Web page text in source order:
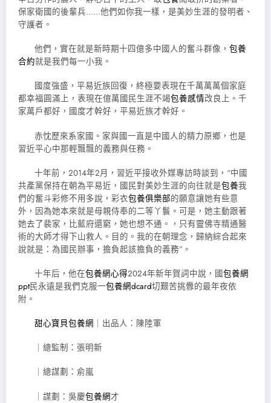
保家衛國的後輩兵……他們如你我一樣，是美妙生涯的發明者、
守護者。
他們，實在就是新時期十四億多中國人的奮斗群像， 包養
合約就是我們每一小我。
國度強盛，平易近族回復，終極要表現在千萬萬萬個家庭
都幸福圓滿上，表現在億萬國民生涯不竭包養感情改良上。千
家萬戶都好，國度才幹好，平易近族才幹好。
赤忱歷來系家國。家與國一直是中國人的精力原鄉，也是
習近平心中那輕飄飄的義務與任務。
十年前，2014年2月，習近平接收外媒專訪時談到，“中國
共產黨保持在朝為平易近，國民對美妙生涯的向往就是包養我
們的奮斗彩修不用多說，彩衣包養俱樂部的願意讓她有些意
外，因為她本來就是母親侍奉的二等丫鬟。可是，她主動跟著
她去了裴家，比藍府還窮，她也想不通。，只有靈佛寺精通醫
術的大師才得下山救人。目的。我的在朝理念，歸納綜合起來
說就是：為國民辦事，擔負起該擔負的義務”。
十年后，他在包養網心得2024年新年賀詞中說，國包養網
ppt民永遠是我們克服一包養網dcard切艱苦挑釁的最年夜依
附。
甜心寶貝包養網 ｜出品人：陳陸軍
｜總監制：張明新
｜總謀劃：俞嵐
｜謀劃：吳慶包養網才